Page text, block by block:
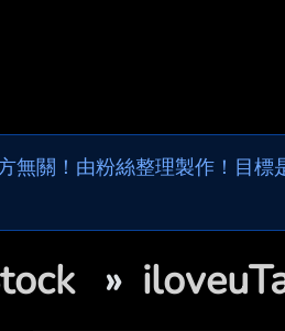
無關！由粉絲整理製作！目
»